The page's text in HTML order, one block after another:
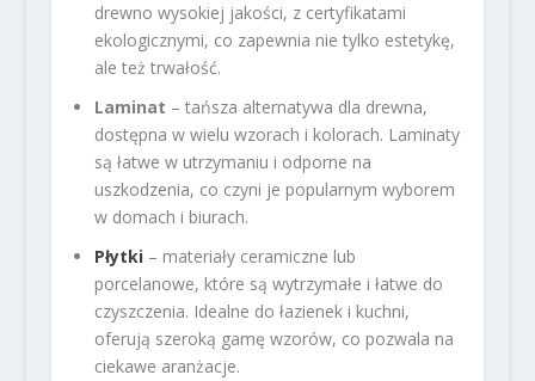
drewno wysokiej jakości, z certyfikatami
ekologicznymi, co zapewnia nie tylko estetykę,
ale też trwałość.
Laminat – tańsza alternatywa dla drewna,
dostępna w wielu wzorach i kolorach. Laminaty
są łatwe w utrzymaniu i odporne na
uszkodzenia, co czyni je popularnym wyborem
w domach i biurach.
Płytki– materiały ceramiczne lub
porcelanowe, które są wytrzymałe i łatwe do
czyszczenia. Idealne do łazienek i kuchni,
oferują szeroką gamę wzorów, co pozwala na
ciekawe aranżacje.